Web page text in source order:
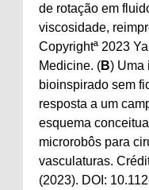
de rotação em
viscosidade,
Copyrightª 2023
Medicine. (B) Uma
bioinspirado sem
resposta a um
esquema
microrobôs para
vasculaturas.
(2023). DOI: